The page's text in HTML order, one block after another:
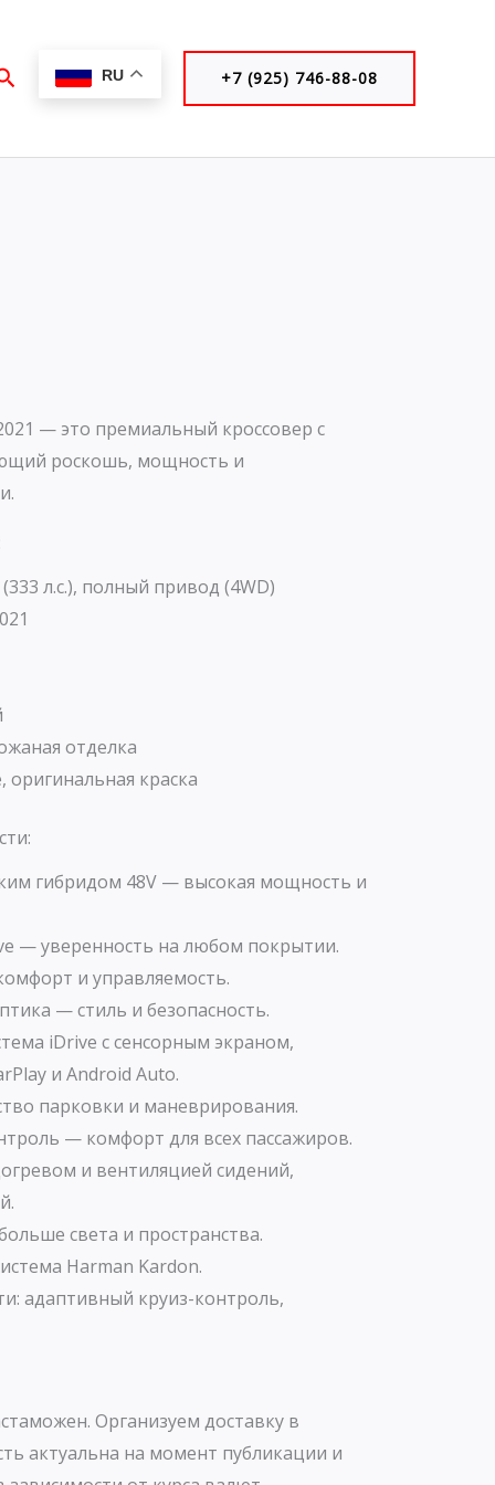
RU +7 (925) 746-88-08
— это премиальный кроссовер с
роскошь, мощность и
л.с.), полный привод (4WD)
отделка
оригинальная краска
гибридом 48V — высокая мощность и
— уверенность на любом покрытии.
и управляемость.
— стиль и безопасность.
iDrive с сенсорным экраном,
и Android Auto.
парковки и маневрирования.
— комфорт для всех пассажиров.
и вентиляцией сидений,
света и пространства.
Harman Kardon.
адаптивный круиз-контроль,
Организуем доставку в
актуальна на момент публикации и